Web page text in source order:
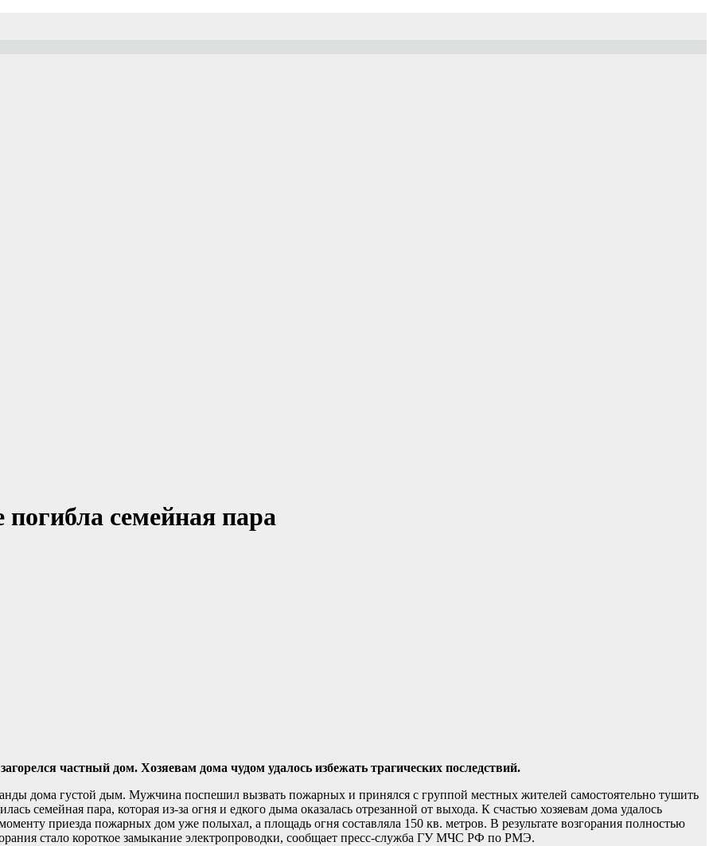
семейная пара
частный дом. Хозяевам дома чудом удалось избежать трагических последствий.
дома густой дым. Мужчина поспешил вызвать пожарных и принялся с группой местных жителей самостоятельно тушить
семейная пара, которая из-за огня и едкого дыма оказалась отрезанной от выхода. К счастью хозяевам дома удалось
приезда пожарных дом уже полыхал, а площадь огня составляла 150 кв. метров. В результате возгорания полностью
стало короткое замыкание электропроводки, сообщает пресс-служба ГУ МЧС РФ по РМЭ.